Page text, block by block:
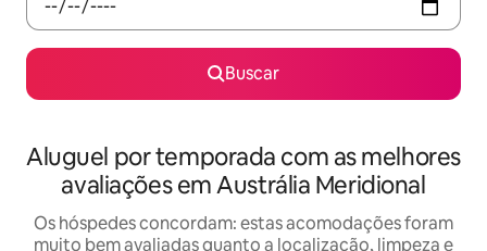
Buscar
Aluguel por temporada com as melhores
avaliações em Austrália Meridional
Os hóspedes concordam: estas acomodações foram
muito bem avaliadas quanto a localização, limpeza e